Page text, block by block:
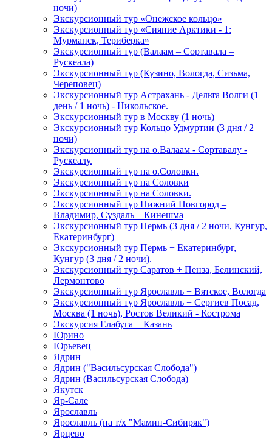
ночи)
Экскурсионный тур «Онежское кольцо»
Экскурсионный тур «Сияние Арктики - 1:
Мурманск, Териберка»
Экскурсионный тур (Валаам – Сортавала –
Рускеала)
Экскурсионный тур (Кузино, Вологда, Сизьма,
Череповец)
Экскурсионный тур Астрахань - Дельта Волги (1
день / 1 ночь) - Никольское.
Экскурсионный тур в Москву (1 ночь)
Экскурсионный тур Кольцо Удмуртии (3 дня / 2
ночи)
Экскурсионный тур на о.Валаам - Сортавалу -
Рускеалу.
Экскурсионный тур на о.Соловки.
Экскурсионный тур на Соловки
Экскурсионный тур на Соловки.
Экскурсионный тур Нижний Новгород –
Владимир, Суздаль – Кинешма
Экскурсионный тур Пермь (3 дня / 2 ночи, Кунгур,
Екатеринбург)
Экскурсионный тур Пермь + Екатеринбург,
Кунгур (3 дня / 2 ночи).
Экскурсионный тур Саратов + Пенза, Белинский,
Лермонтово
Экскурсионный тур Ярославль + Вятское, Вологда
Экскурсионный тур Ярославль + Сергиев Посад,
Москва (1 ночь), Ростов Великий - Кострома
Экскурсия Елабуга + Казань
Юрино
Юрьевец
Ядрин
Ядрин ("Васильсурская Слобода")
Ядрин (Васильсурская Слобода)
Якутск
Яр-Сале
Ярославль
Ярославль (на т/х "Мамин-Сибиряк")
Ярцево